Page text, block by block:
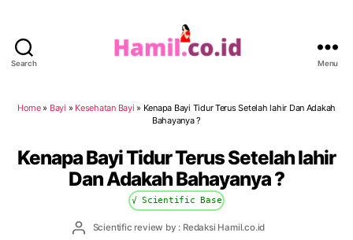
Search Menu
Home» Bayi » Kesehatan Bayi » Kenapa Bayi Tidur Terus Setelah lahir Dan Adakah
Bahayanya ?
Kenapa Bayi Tidur Terus Setelah lahir
Dan Adakah Bahayanya ?
√ Scientific Base
PostScientific review by : Redaksi Hamil.co.id